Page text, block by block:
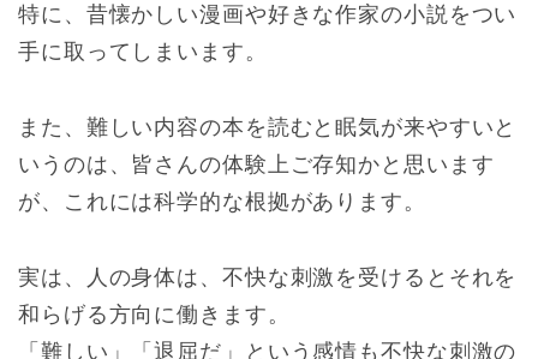
特に、昔懐かしい漫画や好きな作家の小説をつい
手に取ってしまいます。
また、難しい内容の本を読むと眠気が来やすいと
いうのは、皆さんの体験上ご存知かと思います
が、これには科学的な根拠があります。
実は、人の身体は、不快な刺激を受けるとそれを
和らげる方向に働きます。
「難しい」「退屈だ」という感情も不快な刺激の